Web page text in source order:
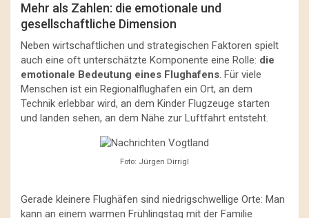
Mehr als Zahlen: die emotionale und
gesellschaftliche Dimension
Neben wirtschaftlichen und strategischen Faktoren spielt
auch eine oft unterschätzte Komponente eine Rolle: die
emotionale Bedeutung eines Flughafens. Für viele
Menschen ist ein Regionalflughafen ein Ort, an dem
Technik erlebbar wird, an dem Kinder Flugzeuge starten
und landen sehen, an dem Nähe zur Luftfahrt entsteht.
Foto: Jürgen Dirrigl
Gerade kleinere Flughäfen sind niedrigschwellige Orte: Man
kann an einem warmen Frühlingstag mit der Familie